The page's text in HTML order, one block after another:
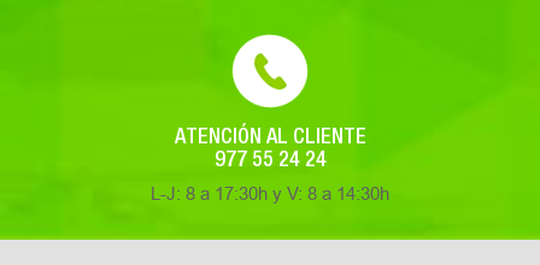
ATENCIÓN AL CLIENTE
977 55 24 24
L-J: 8 a 17:30h y V: 8 a 14:30h